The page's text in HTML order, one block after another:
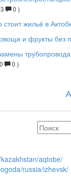
LIVE
встреча
әкімінің
0 )
стоит жильё в
и фрукты без
0 )
aqtobe/
russia/izhevsk/